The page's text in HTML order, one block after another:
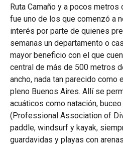
Ruta Camaño y a pocos metros
fue uno de los que comenzó a
interés por parte de quienes
semanas un departamento o
mayor beneficio con el que
central de más de 500 metros
ancho, nada tan parecido como
pleno Buenos Aires. Allí se
acuáticos como natación,
(Professional Association of
paddle, windsurf y kayak,
guardavidas y playas con